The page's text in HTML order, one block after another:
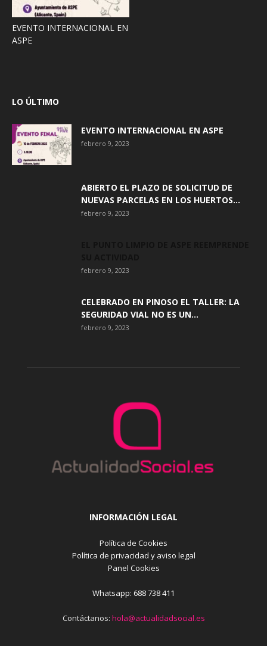
EVENTO INTERNACIONAL EN
ASPE
LO ÚLTIMO
EVENTO INTERNACIONAL EN ASPE
febrero 9, 2023
ABIERTO EL PLAZO DE SOLICITUD DE
NUEVAS PARCELAS EN LOS HUERTOS...
febrero 9, 2023
febrero 9, 2023
CELEBRADO EN PINOSO EL TALLER: LA
SEGURIDAD VIAL NO ES UN...
febrero 9, 2023
INFORMACIÓN LEGAL
Política de Cookies
Política de privacidad y aviso legal
Panel Cookies
Whatsapp: 688 738 411
Contáctanos: hola@actualidadsocial.es